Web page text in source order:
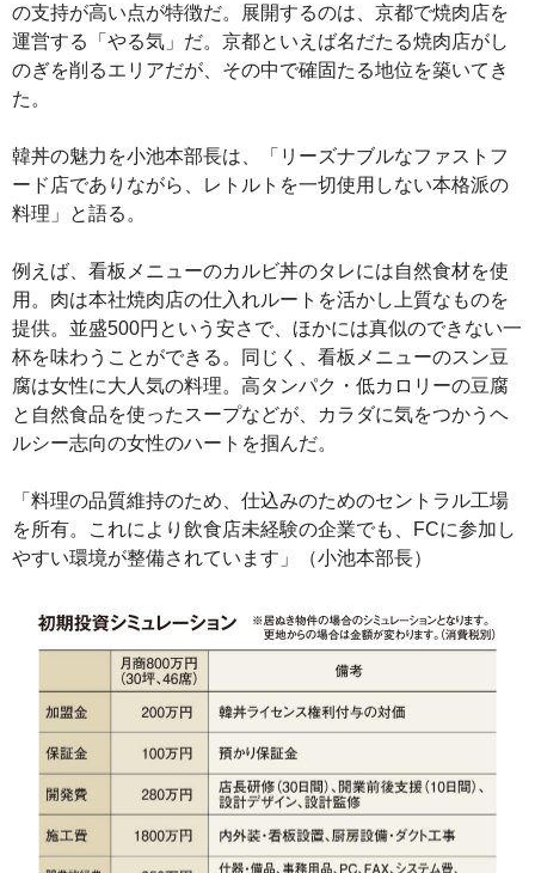
の支持が高い点が特徴だ。展開するのは、京都で焼肉店を
運営する「やる気」だ。京都といえば名だたる焼肉店がし
のぎを削るエリアだが、その中で確固たる地位を築いてき
た。
韓丼の魅力を小池本部長は、「リーズナブルなファストフ
ード店でありながら、レトルトを一切使用しない本格派の
料理」と語る。
例えば、看板メニューのカルビ丼のタレには自然食材を使
用。肉は本社焼肉店の仕入れルートを活かし上質なものを
提供。並盛500円という安さで、ほかには真似のできない一
杯を味わうことができる。同じく、看板メニューのスン豆
腐は女性に大人気の料理。高タンパク・低カロリーの豆腐
と自然食品を使ったスープなどが、カラダに気をつかうヘ
ルシー志向の女性のハートを掴んだ。
「料理の品質維持のため、仕込みのためのセントラル工場
を所有。これにより飲食店未経験の企業でも、FCに参加し
やすい環境が整備されています」（小池本部長）